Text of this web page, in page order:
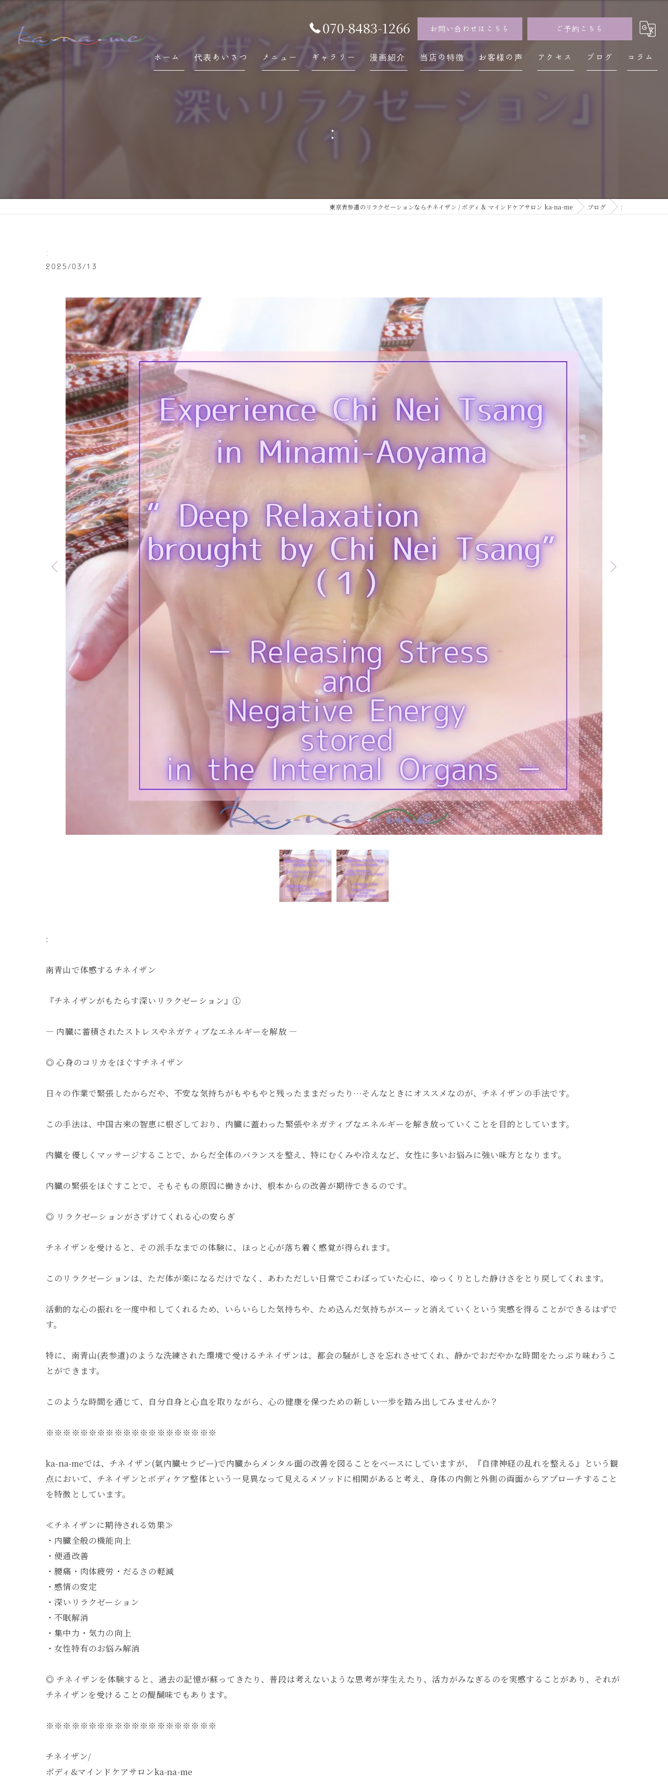
070-8483-1266 お問い合わせはこちら ご予約こちら
ホーム 代表あいさつ メニュー ギャラリー 漫画紹介 当店の特徴 お客様の声 アクセス ブログ コラム
:
東京表参道のリラクゼーションならチネイザン / ボディ & マインドケアサロン ka-na-me ブログ :
:
2025/03/13
:
南青山で体感するチネイザン
『チネイザンがもたらす深いリラクゼーション』①
― 内臓に蓄積されたストレスやネガティブなエネルギーを解放 ―
◎ 心身のコリカをほぐすチネイザン
日々の作業で緊張したからだや、不安な気持ちがもやもやと残ったままだったり…そんなときにオススメなのが、チネイザンの手法です。
この手法は、中国古来の智恵に根ざしており、内臓に蓋わった緊張やネガティブなエネルギーを解き放っていくことを目的としています。
内臓を優しくマッサージすることで、からだ全体のバランスを整え、特にむくみや冷えなど、女性に多いお悩みに強い味方となります。
内臓の緊張をほぐすことで、そもそもの原因に働きかけ、根本からの改善が期待できるのです。
◎ リラクゼーションがさずけてくれる心の安らぎ
チネイザンを受けると、その派手なまでの体験に、ほっと心が落ち着く感覚が得られます。
このリラクゼーションは、ただ体が楽になるだけでなく、あわただしい日常でこわばっていた心に、ゆっくりとした静けさをとり戻してくれます。
活動的な心の振れを一度中和してくれるため、いらいらした気持ちや、ため込んだ気持ちがスーッと消えていくという実感を得ることができるはずで
す。
特に、南青山(表参道)のような洗練された環境で受けるチネイザンは、都会の騒がしさを忘れさせてくれ、静かでおだやかな時間をたっぷり味わうこ
とができます。
このような時間を通じて、自分自身と心血を取りながら、心の健康を保つための新しい一歩を踏み出してみませんか？
※※※※※※※※※※※※※※※※※※※※
ka-na-meでは、チネイザン(氣内臓セラピー)で内臓からメンタル面の改善を図ることをベースにしていますが、『自律神経の乱れを整える』という観
点において、チネイザンとボディケア整体という一見異なって見えるメソッドに相関があると考え、身体の内側と外側の両面からアプローチすること
を特徴としています。
≪チネイザンに期待される効果≫
・内臓全般の機能向上
・便通改善
・腰痛・肉体疲労・だるさの軽減
・感情の安定
・深いリラクゼーション
・不眠解消
・集中力・気力の向上
・女性特有のお悩み解消
◎ チネイザンを体験すると、過去の記憶が蘇ってきたり、普段は考えないような思考が芽生えたり、活力がみなぎるのを実感することがあり、それが
チネイザンを受けることの醍醐味でもあります。
※※※※※※※※※※※※※※※※※※※※
チネイザン/
ボディ&マインドケアサロンka-na-me